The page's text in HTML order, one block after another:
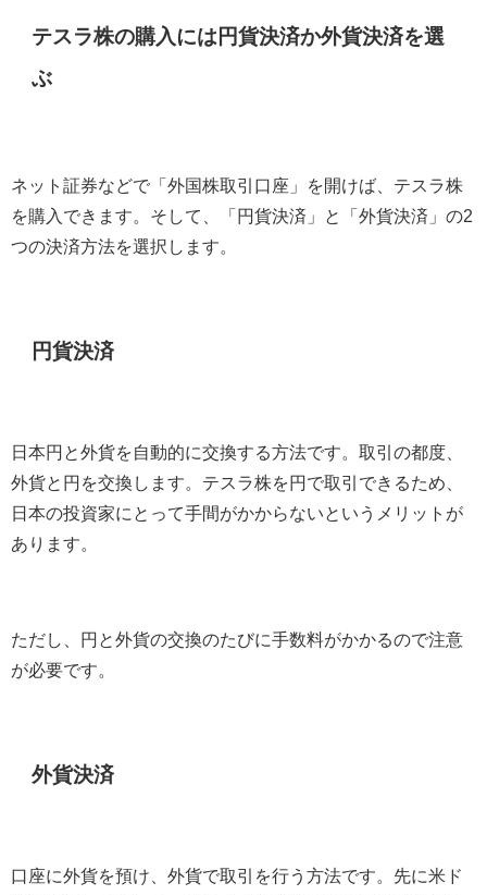
テスラ株の購入には円貨決済か外貨決済を選
ぶ
ネット証券などで「外国株取引口座」を開けば、テスラ株
を購入できます。そして、「円貨決済」と「外貨決済」の2
つの決済方法を選択します。
円貨決済
日本円と外貨を自動的に交換する方法です。取引の都度、
外貨と円を交換します。テスラ株を円で取引できるため、
日本の投資家にとって手間がかからないというメリットが
あります。
ただし、円と外貨の交換のたびに手数料がかかるので注意
が必要です。
外貨決済
口座に外貨を預け、外貨で取引を行う方法です。先に米ド